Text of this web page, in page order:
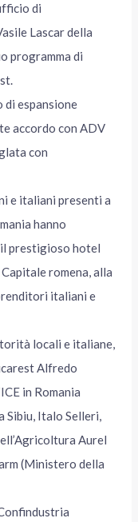
di
Lascar della
programma di
espansione
accordo con ADV
con
e italiani presenti a
hanno
prestigioso hotel
romena, alla
italiani e
locali e italiane,
Alfredo
in Romania
Sibiu, Italo Selleri,
Aurel
(Ministero della